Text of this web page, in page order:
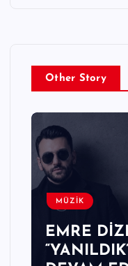
Other Story
MÜZİK
EMRE